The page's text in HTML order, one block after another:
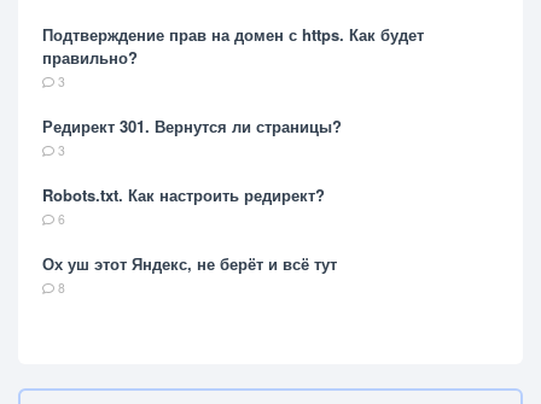
Подтверждение прав на домен с https. Как будет
правильно?
3
Редирект 301. Вернутся ли страницы?
3
Robots.txt. Как настроить редирект?
6
Ох уш этот Яндекс, не берёт и всё тут
8